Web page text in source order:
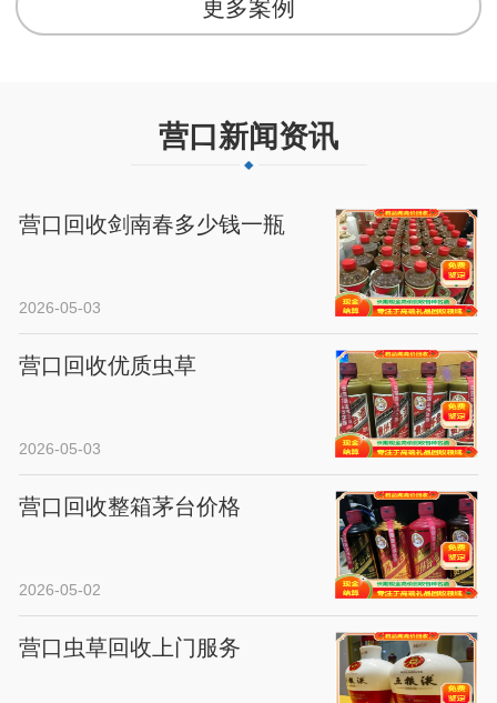
更多案例
营口新闻资讯
营口回收剑南春多少钱一瓶
2026-05-03
营口回收优质虫草
2026-05-03
营口回收整箱茅台价格
2026-05-02
营口虫草回收上门服务